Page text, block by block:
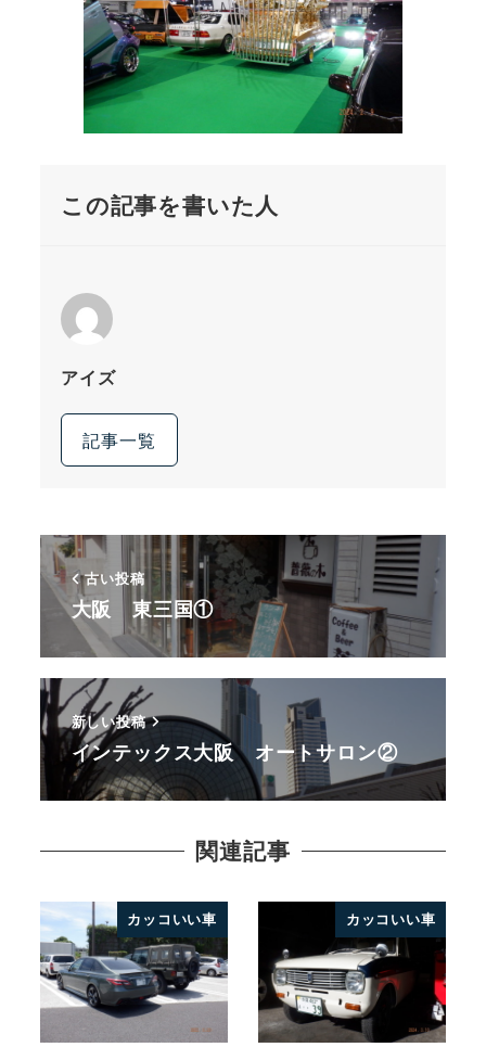
この記事を書いた人
アイズ
記事一覧
古い投稿
大阪 東三国①
新しい投稿
インテックス大阪 オートサロン②
関連記事
カッコいい車 カッコいい車